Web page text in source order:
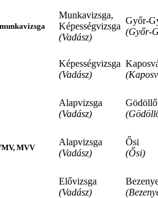
Munkavizsga,
Képességvizsga
(Vadász)
Győr-
(Győr-
Képességvizsga
(Vadász)
Alapvizsga
(Vadász)
Gödöllő
MVV
Alapvizsga
(Vadász)
Ősi
(Ősi)
Elővizsga
(Vadász)